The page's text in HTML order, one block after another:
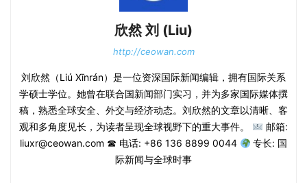
欣然 刘 (Liu)
http://ceowan.com
刘欣然（Liú Xīnrán）是一位资深国际新闻编辑，拥有国际关系
学硕士学位。她曾在联合国新闻部门实习，并为多家国际媒体撰
稿，熟悉全球安全、外交与经济动态。刘欣然的文章以清晰、客
观和多角度见长，为读者呈现全球视野下的重大事件。
邮箱:
liuxr@ceowan.com ☎ 电话: +86 136 8899 0044
专长: 国
际新闻与全球时事